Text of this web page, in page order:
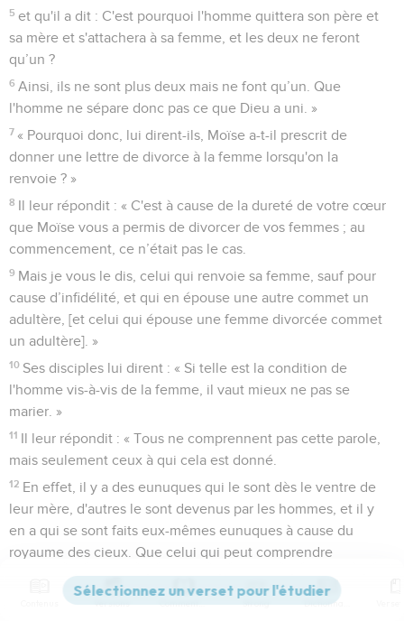
5 et qu'il a dit : C'est pourquoi l'homme quittera son père et
sa mère et s'attachera à sa femme, et les deux ne feront
qu’un ?
6 Ainsi, ils ne sont plus deux mais ne font qu’un. Que
l'homme ne sépare donc pas ce que Dieu a uni. »
7 « Pourquoi donc, lui dirent-ils, Moïse a-t-il prescrit de
donner une lettre de divorce à la femme lorsqu'on la
renvoie ? »
8 Il leur répondit : « C'est à cause de la dureté de votre cœur
que Moïse vous a permis de divorcer de vos femmes ; au
commencement, ce n’était pas le cas.
9 Mais je vous le dis, celui qui renvoie sa femme, sauf pour
cause d’infidélité, et qui en épouse une autre commet un
adultère, [et celui qui épouse une femme divorcée commet
un adultère]. »
10 Ses disciples lui dirent : « Si telle est la condition de
l'homme vis-à-vis de la femme, il vaut mieux ne pas se
marier. »
11 Il leur répondit : « Tous ne comprennent pas cette parole,
mais seulement ceux à qui cela est donné.
12 En effet, il y a des eunuques qui le sont dès le ventre de
leur mère, d'autres le sont devenus par les hommes, et il y
en a qui se sont faits eux-mêmes eunuques à cause du
royaume des cieux. Que celui qui peut comprendre
comprenne. »
Versions Commentaires Strong